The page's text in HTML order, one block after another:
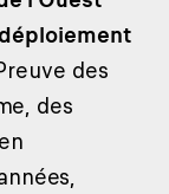
déploiement
des
des